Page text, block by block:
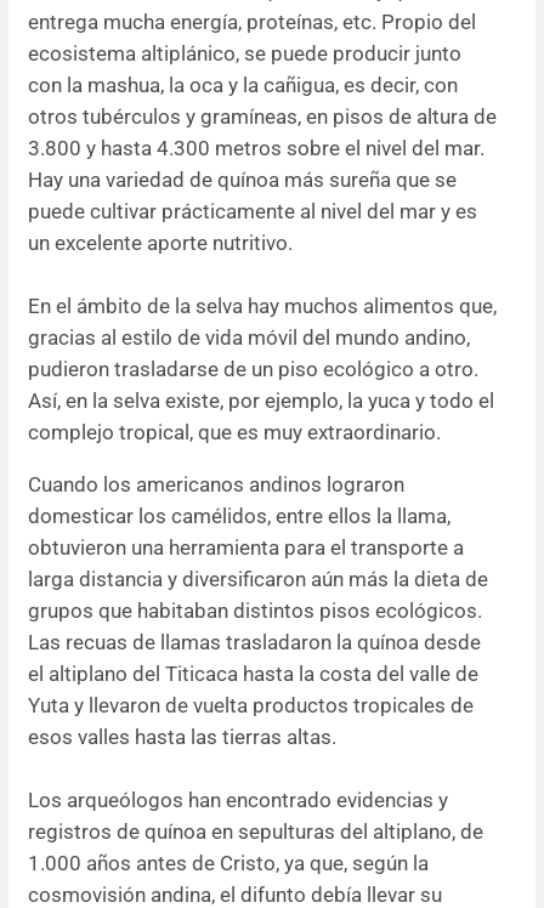
entrega mucha energía, proteínas, etc. Propio del
ecosistema altiplánico, se puede producir junto
con la mashua, la oca y la cañigua, es decir, con
otros tubérculos y gramíneas, en pisos de altura de
3.800 y hasta 4.300 metros sobre el nivel del mar.
Hay una variedad de quínoa más sureña que se
puede cultivar prácticamente al nivel del mar y es
un excelente aporte nutritivo.
En el ámbito de la selva hay muchos alimentos que,
gracias al estilo de vida móvil del mundo andino,
pudieron trasladarse de un piso ecológico a otro.
Así, en la selva existe, por ejemplo, la yuca y todo el
complejo tropical, que es muy extraordinario.
Cuando los americanos andinos lograron
domesticar los camélidos, entre ellos la llama,
obtuvieron una herramienta para el transporte a
larga distancia y diversificaron aún más la dieta de
grupos que habitaban distintos pisos ecológicos.
Las recuas de llamas trasladaron la quínoa desde
el altiplano del Titicaca hasta la costa del valle de
Yuta y llevaron de vuelta productos tropicales de
esos valles hasta las tierras altas.
Los arqueólogos han encontrado evidencias y
registros de quínoa en sepulturas del altiplano, de
1.000 años antes de Cristo, ya que, según la
cosmovisión andina, el difunto debía llevar su